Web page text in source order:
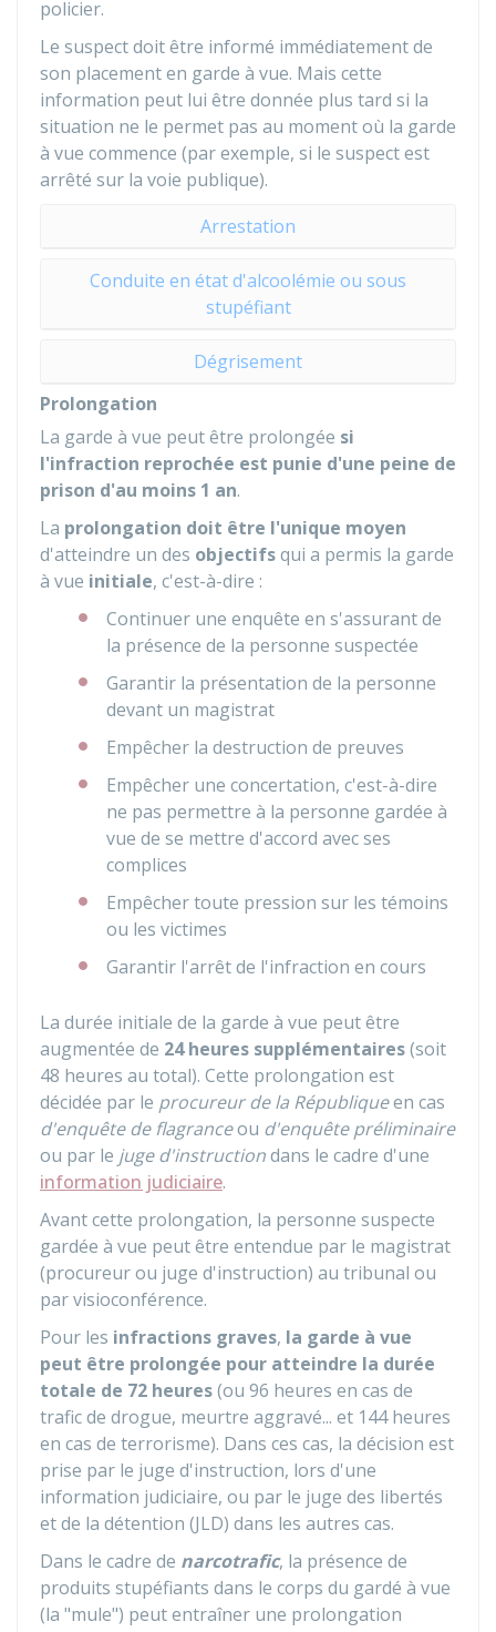
policier.
Le suspect doit être informé immédiatement de
son placement en garde à vue. Mais cette
information peut lui être donnée plus tard si la
situation ne le permet pas au moment où la garde
à vue commence (par exemple, si le suspect est
arrêté sur la voie publique).
Arrestation
Conduite en état d'alcoolémie ou sous
stupéfiant
Dégrisement
Prolongation
La garde à vue peut être prolongée si
l'infraction reprochée est punie d'une peine de
prison d'au moins 1 an.
La prolongation doit être l'unique moyen
d'atteindre un des objectifsqui a permis la garde
à vue initiale, c'est-à-dire :
Continuer une enquête en s'assurant de
la présence de la personne suspectée
Garantir la présentation de la personne
devant un magistrat
Empêcher la destruction de preuves
Empêcher une concertation, c'est-à-dire
ne pas permettre à la personne gardée à
vue de se mettre d'accord avec ses
complices
Empêcher toute pression sur les témoins
ou les victimes
Garantir l'arrêt de l'infraction en cours
La durée initiale de la garde à vue peut être
augmentée de 24 heures supplémentaires(soit
48 heures au total). Cette prolongation est
décidée par le procureur de la Républiqueen cas
d'enquête de flagranceou d'enquête préliminaire
ou par le juge d'instructiondans le cadre d'une
information judiciaire.
Avant cette prolongation, la personne suspecte
gardée à vue peut être entendue par le magistrat
(procureur ou juge d'instruction) au tribunal ou
par visioconférence.
Pour les infractions graves, la garde à vue
peut être prolongée pour atteindre la durée
totale de 72 heures(ou 96 heures en cas de
trafic de drogue, meurtre aggravé... et 144 heures
en cas de terrorisme). Dans ces cas, la décision est
prise par le juge d'instruction, lors d'une
information judiciaire, ou par le juge des libertés
et de la détention (JLD) dans les autres cas.
Dans le cadre de narcotrafic, la présence de
produits stupéfiants dans le corps du gardé à vue
(la "mule") peut entraîner une prolongation